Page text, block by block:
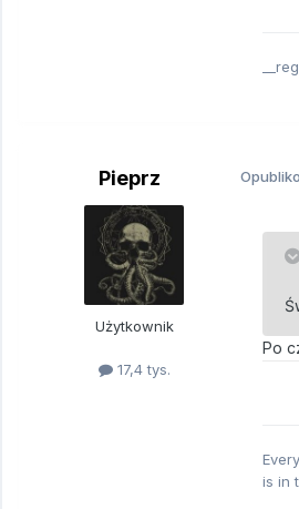
Pieprz
Użytkownik
17,4 tys.
Po
is in